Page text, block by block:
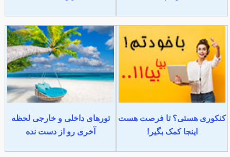
کنکوری هستی؟ تا فرصت هست
اینجا کمک بگیر!
تورهای داخلی و خارجی لحظه
آخری رو از دست نده